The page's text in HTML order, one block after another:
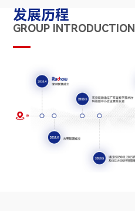
发展历程
GROUP INTRODUCTION